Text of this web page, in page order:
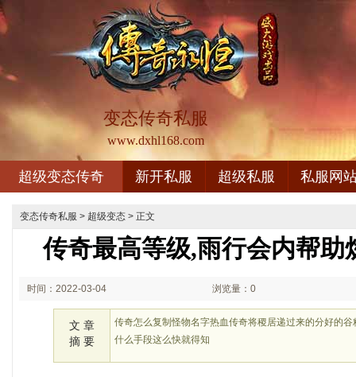
变态传奇私服
www.dxhl168.com
超级变态传奇 新开私服 超级私服 私服网
变态传奇私服 > 超级变态 > 正文
传奇最高等级,雨行会内帮助
时间：2022-03-04 浏览量：0
文 章
摘 要
传奇怎么复制怪物名字热血传奇将稷居递过来的分好的
什么手段这么快就得知